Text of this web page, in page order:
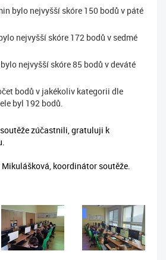
bylo nejvyšší skóre 150 bodů v páté
nejvyšší skóre 172 bodů v sedmé
nejvyšší skóre 85 bodů v deváté
bodů v jakékoliv kategorii dle
byl 192 bodů.
zúčastnili, gratuluji k
koordinátor soutěže.